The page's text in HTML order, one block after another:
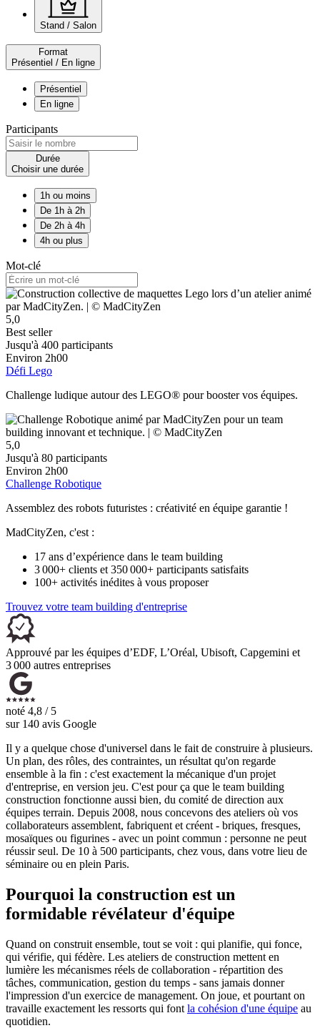
Stand / Salon
Format
Présentiel / En ligne
Présentiel
En ligne
Participants
Durée
Choisir une durée
1h ou moins
De 1h à 2h
De 2h à 4h
4h ou plus
Mot-clé
5,0
Best seller
Jusqu'à 400 participants
Environ 2h00
Défi Lego
Challenge ludique autour des LEGO® pour booster vos équipes.
5,0
Jusqu'à 80 participants
Environ 2h00
Challenge Robotique
Assemblez des robots futuristes : créativité en équipe garantie !
MadCityZen, c'est :
17 ans d’expérience dans le team building
3 000+ clients et 350 000+ participants satisfaits
100+ activités inédites à vous proposer
Trouvez votre team building d'entreprise
Approuvé par les équipes d’EDF, L’Oréal, Ubisoft, Capgemini et
3 000 autres entreprises
noté 4,8 / 5
sur 140 avis Google
Il y a quelque chose d'universel dans le fait de construire à plusieurs.
Un plan, des rôles, des contraintes, un résultat qu'on regarde
ensemble à la fin : c'est exactement la mécanique d'un projet
d'entreprise, en version jeu. C'est pour ça que le team building
construction fonctionne aussi bien, du comité de direction aux
équipes terrain. Depuis 2008, nous concevons des ateliers où vos
collaborateurs assemblent, fabriquent et créent - briques, fresques,
mosaïques ou figurines - avec un point commun : personne ne peut
réussir seul. De 10 à 500 participants, chez vous, dans votre lieu de
séminaire ou en plein Paris.
Pourquoi la construction est un
formidable révélateur d'équipe
Quand on construit ensemble, tout se voit : qui planifie, qui fonce,
qui vérifie, qui fédère. Les ateliers de construction mettent en
lumière les mécanismes réels de collaboration - répartition des
tâches, communication, gestion du temps - sans jamais donner
l'impression d'un exercice de management. On joue, et pourtant on
travaille exactement les ressorts qui font la cohésion d'une équipe au
quotidien.